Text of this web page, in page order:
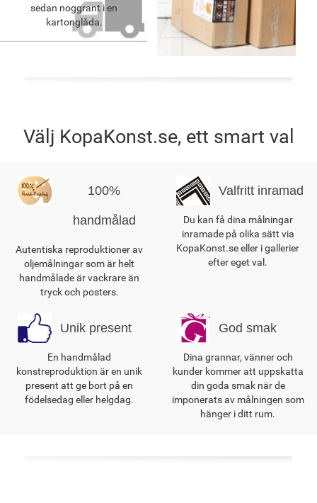
sedan noggrant i en
kartonglåda.
Välj KopaKonst.se, ett smart val
100%
handmålad
Autentiska reproduktioner av
oljemålningar som är helt
handmålade är vackrare än
tryck och posters.
Valfritt inramad
Du kan få dina målningar
inramade på olika sätt via
KopaKonst.se eller i gallerier
efter eget val.
Unik present
En handmålad
konstreproduktion är en unik
present att ge bort på en
födelsedag eller helgdag.
God smak
Dina grannar, vänner och
kunder kommer att uppskatta
din goda smak när de
imponerats av målningen som
hänger i ditt rum.